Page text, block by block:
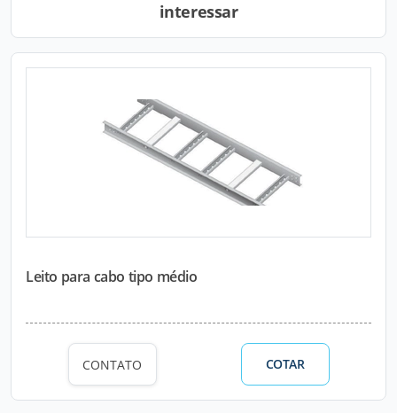
interessar
Leito para cabo tipo médio
CONTATO COTAR